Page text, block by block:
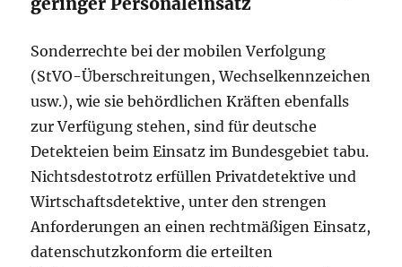
Sonderrechte bei der mobilen Verfolgung
(StVO-Überschreitungen, Wechselkennzeichen
usw.), wie sie behördlichen Kräften ebenfalls
zur Verfügung stehen, sind für deutsche
Detekteien beim Einsatz im Bundesgebiet tabu.
Nichtsdestotrotz erfüllen Privatdetektive und
Wirtschaftsdetektive, unter den strengen
Anforderungen an einen rechtmäßigen Einsatz,
datenschutzkonform die erteilten